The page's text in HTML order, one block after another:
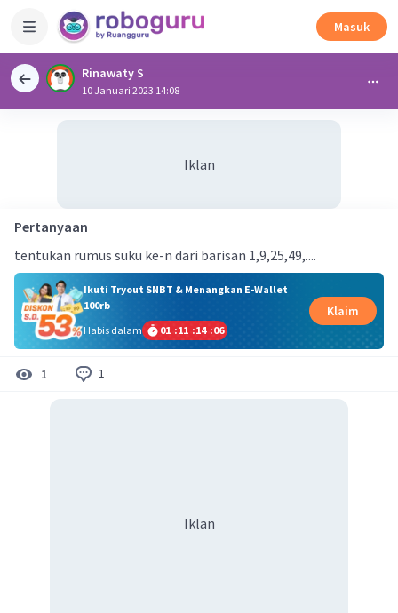
Masuk
Rinawaty S
10 Januari 2023 14:08
Iklan
Pertanyaan
tentukan rumus suku ke-n dari barisan 1,9,25,49,....
Ikuti Tryout SNBT & Menangkan E-Wallet
100rb
Habis dalam
01 :11 :14 :06
Klaim
1 1
Iklan